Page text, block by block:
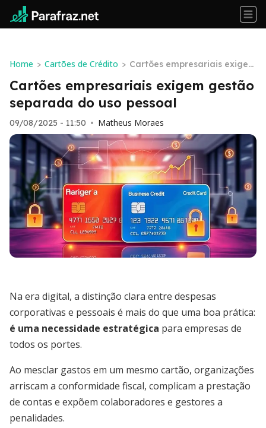
Home > Cartões de Crédito > Cartões empresariais exigem
gestão separada do uso pess
oal
Cartões empresariais exigem gestão
separada do uso pessoal
09/08/2025 - 11:50 • Matheus Moraes
Na era digital, a distinção clara entre despesas
corporativas e pessoais é mais do que uma boa prática:
é uma necessidade estratégica para empresas de
todos os portes.
Ao mesclar gastos em um mesmo cartão, organizações
arriscam a conformidade fiscal, complicam a prestação
de contas e expõem colaboradores e gestores a
penalidades.